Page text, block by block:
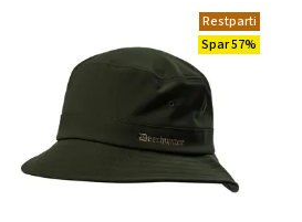
Restparti
Spar 57%